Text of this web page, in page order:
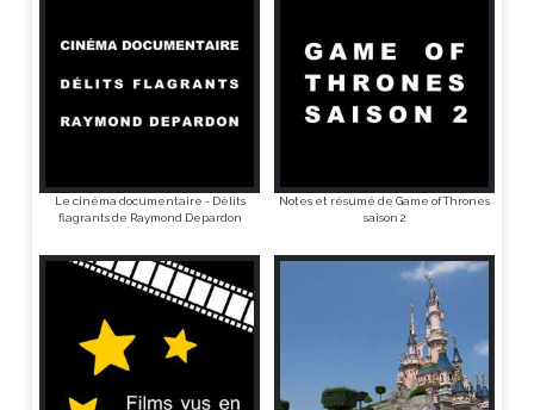
Le cinéma documentaire - Délits
flagrants de Raymond Depardon
Notes et résumé de Game of Thrones
saison 2